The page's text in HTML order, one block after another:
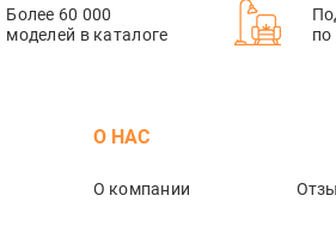
Более 60 000
моделей в каталоге
по
О НАС
О компании